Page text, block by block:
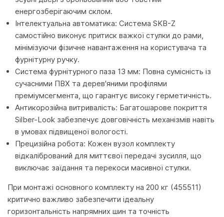
енергозберігаючим склом.
Інтелектуальна автоматика: Система SKB-Z
самостійно виконує притиск важкої стулки до рами,
мінімізуючи фізичне навантаження на користувача та
фурнітурну ручку.
Система фурнітурного паза 13 мм: Повна сумісність із
сучасними ПВХ та дерев'яними профілями
преміумсегмента, що гарантує високу герметичність.
Антикорозійна витривалість: Багатошарове покриття
Silber-Look забезпечує довговічність механізмів навіть
в умовах підвищеної вологості.
Прецизійна робота: Кожен вузол комплекту
відкалібрований для миттєвої передачі зусилля, що
виключає заїдання та перекоси масивної стулки.
При монтажі основного комплекту на 200 кг (455511)
критично важливо забезпечити ідеальну
горизонтальність напрямних шин та точність